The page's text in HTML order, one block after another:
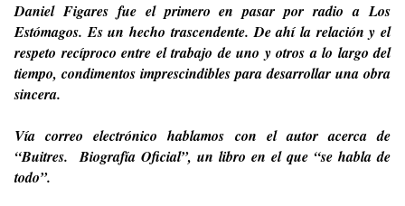
Daniel Figares fue el primero en pasar por radio a Los
Estómagos. Es un hecho trascendente. De ahí la relación y el
respeto recíproco entre el trabajo de uno y otros a lo largo del
tiempo, condimentos imprescindibles para desarrollar una obra
sincera.
Vía correo electrónico hablamos con el autor acerca de
“Buitres.
Biografía Oficial”, un libro en el que “se habla de
todo”.